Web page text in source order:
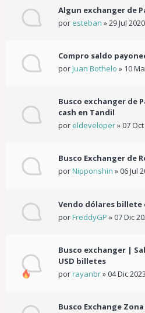
Algun exchanger de
por esteban »29 Jul
Compro saldo
porJuan Bothelo » 10
Busco exchanger de
cash en Tandil
por eldeveloper»07
Busco Exchanger de
porNipponshin »06 Jul
Vendo dólares billete
porFreddyGP »07 Dic
Busco exchanger |
USD billetes
porrayanbr»04 Dic
Busco Exchange